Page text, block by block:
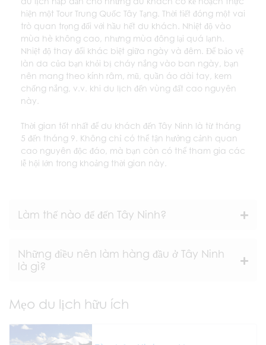
hiện một Tour Trung Quốc Tây Tạng. Thời tiết đóng một vai
trò quan trọng đối với hầu hết du khách. Nhiệt độ vào
mùa hè không cao, nhưng mùa đông lại quá lạnh.
Nhiệt độ thay đổi khác biệt giữa ngày và đêm. Để bảo vệ
làn da của bạn khỏi bị cháy nắng vào ban ngày, bạn
nên mang theo kính râm, mũ, quần áo dài tay, kem
chống nắng, v.v. khi du lịch đến vùng đất cao nguyên
này.
Thời gian tốt nhất để du khách đến Tây Ninh là từ tháng
5 đến tháng 9. Không chỉ có thể tận hưởng cảnh quan
cao nguyên độc đáo, mà bạn còn có thể tham gia các
lễ hội lớn trong khoảng thời gian này.
Làm thế nào để đến Tây Ninh?
Những điều nên làm hàng đầu ở Tây Ninh
là gì?
Mẹo du lịch hữu ích